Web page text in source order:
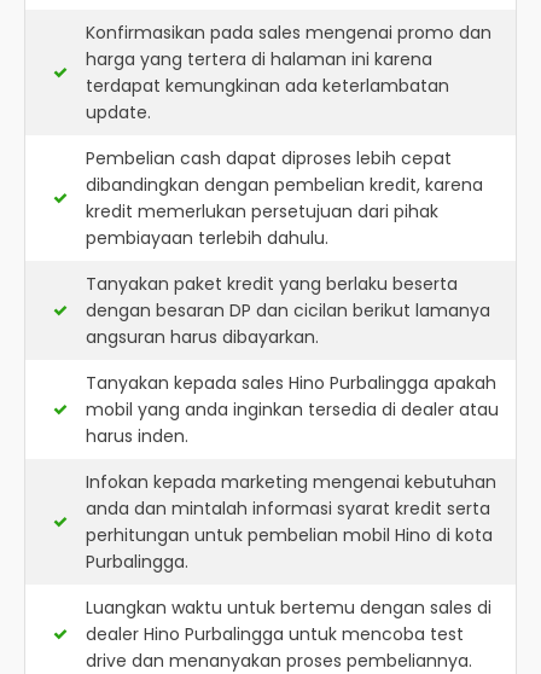
Konfirmasikan pada sales mengenai promo dan
harga yang tertera di halaman ini karena
terdapat kemungkinan ada keterlambatan
update.
Pembelian cash dapat diproses lebih cepat
dibandingkan dengan pembelian kredit, karena
kredit memerlukan persetujuan dari pihak
pembiayaan terlebih dahulu.
Tanyakan paket kredit yang berlaku beserta
dengan besaran DP dan cicilan berikut lamanya
angsuran harus dibayarkan.
Tanyakan kepada sales Hino Purbalingga apakah
mobil yang anda inginkan tersedia di dealer atau
harus inden.
Infokan kepada marketing mengenai kebutuhan
anda dan mintalah informasi syarat kredit serta
perhitungan untuk pembelian mobil Hino di kota
Purbalingga.
Luangkan waktu untuk bertemu dengan sales di
dealer Hino Purbalingga untuk mencoba test
drive dan menanyakan proses pembeliannya.